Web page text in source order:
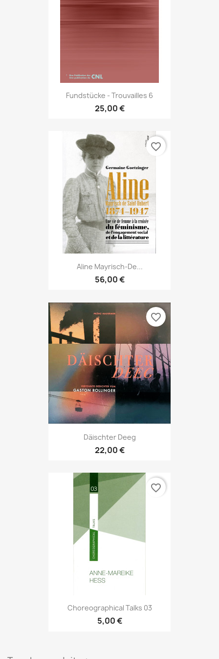
Fundstücke - Trouvailles 6
25,00 €
Aline Mayrisch-De...
56,00 €
favorite_border
Däischter Deeg
22,00 €
favorite_border
Choreographical Talks 03
5,00 €
favorite_border